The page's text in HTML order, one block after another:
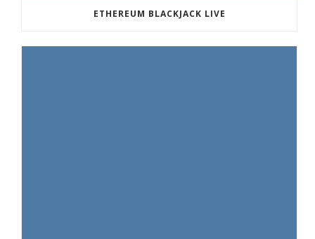
ETHEREUM BLACKJACK LIVE